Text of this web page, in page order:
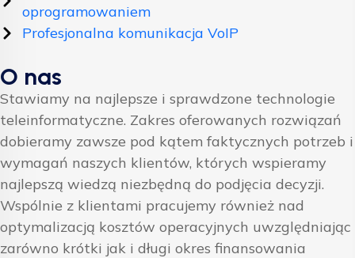
oprogramowaniem
Profesjonalna komunikacja VoIP
O nas
Stawiamy na najlepsze i sprawdzone technologie
teleinformatyczne. Zakres oferowanych rozwiązań
dobieramy zawsze pod kątem faktycznych potrzeb i
wymagań naszych klientów, których wspieramy
najlepszą wiedzą niezbędną do podjęcia decyzji.
Wspólnie z klientami pracujemy również nad
optymalizacją kosztów operacyjnych uwzględniając
zarówno krótki jak i długi okres finansowania